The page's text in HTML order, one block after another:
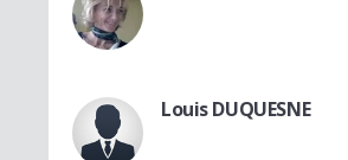
Louis DUQUESNE